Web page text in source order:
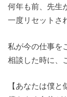
何年も前、先生
一度リセットさ
私が今の仕事を
相談した時に、
【あなたは僕と